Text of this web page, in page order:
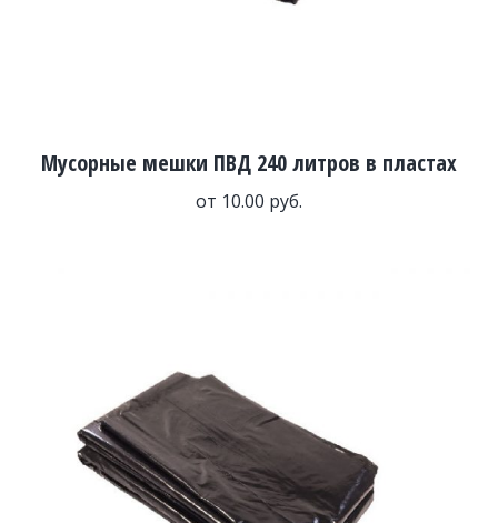
Мусорные мешки ПВД 240 литров в пластах
от 10.00 руб.